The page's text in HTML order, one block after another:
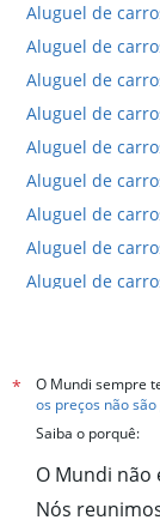
Aluguel de
Aluguel de
Aluguel de
Aluguel de
Aluguel de
Aluguel de
Aluguel de
Aluguel de
Aluguel de
Hotéis em
Hotéis em Pisa
Hotéis em Siena
Hotéis em
Hotéis em Lucca
*
O Mundi sempre
os preços não
Saiba o porquê:
O Mundi não
Nós